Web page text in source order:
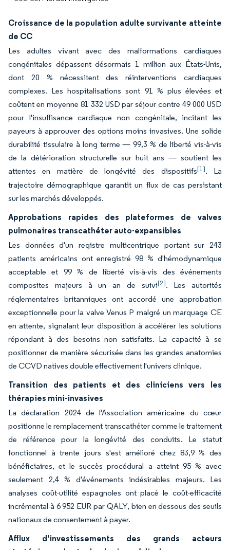
Croissance de la population adulte survivante atteinte
de CC
Les adultes vivant avec des malformations cardiaques
congénitales dépassent désormais 1 million aux États-Unis,
dont 20 % nécessitent des réinterventions cardiaques
complexes. Les hospitalisations sont 91 % plus élevées et
coûtent en moyenne 81 332 USD par séjour contre 49 000 USD
pour l'insuffisance cardiaque non congénitale, incitant les
payeurs à approuver des options moins invasives. Une solide
durabilité tissulaire à long terme — 99,3 % de liberté vis-à-vis
de la détérioration structurelle sur huit ans — soutient les
attentes en matière de longévité des dispositifs[1]. La
trajectoire démographique garantit un flux de cas persistant
sur les marchés développés.
Approbations rapides des plateformes de valves
pulmonaires transcathéter auto-expansibles
Les données d'un registre multicentrique portant sur 243
patients américains ont enregistré 98 % d'hémodynamique
acceptable et 99 % de liberté vis-à-vis des événements
composites majeurs à un an de suivi[2]. Les autorités
réglementaires britanniques ont accordé une approbation
exceptionnelle pour la valve Venus P malgré un marquage CE
en attente, signalant leur disposition à accélérer les solutions
répondant à des besoins non satisfaits. La capacité à se
positionner de manière sécurisée dans les grandes anatomies
de CCVD natives double effectivement l'univers clinique.
Transition des patients et des cliniciens vers les
thérapies mini-invasives
La déclaration 2024 de l'Association américaine du cœur
positionne le remplacement transcathéter comme le traitement
de référence pour la longévité des conduits. Le statut
fonctionnel à trente jours s'est amélioré chez 83,9 % des
bénéficiaires, et le succès procédural a atteint 95 % avec
seulement 2,4 % d'événements indésirables majeurs. Les
analyses coût-utilité espagnoles ont placé le coût-efficacité
incrémental à 6 952 EUR par QALY, bien en dessous des seuils
nationaux de consentement à payer.
Afflux d'investissements des grands acteurs